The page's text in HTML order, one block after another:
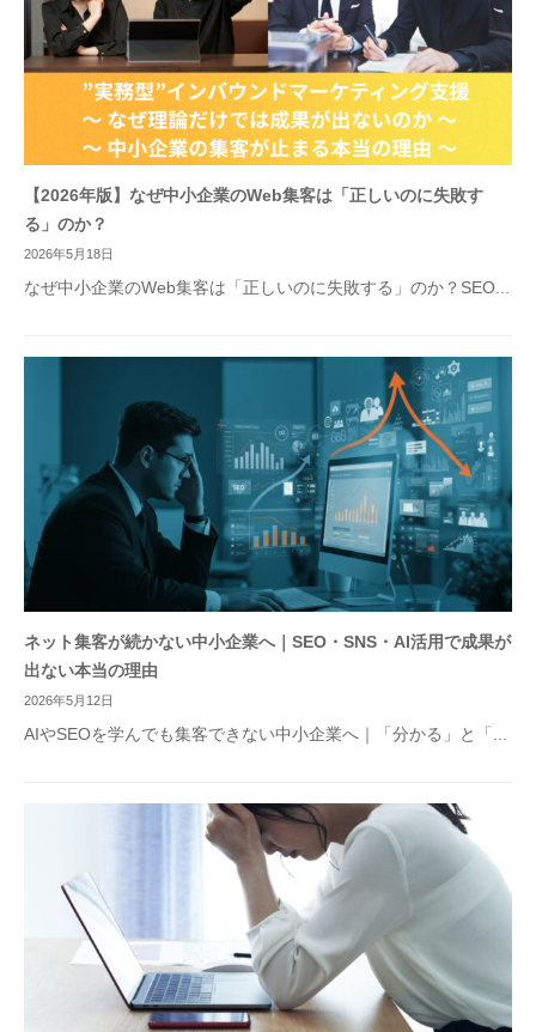
【2026年版】なぜ中小企業のWeb集客は「正しいのに失敗す
る」のか？
2026年5月18日
なぜ中小企業のWeb集客は「正しいのに失敗する」のか？SEO...
ネット集客が続かない中小企業へ｜SEO・SNS・AI活用で成果が
出ない本当の理由
2026年5月12日
AIやSEOを学んでも集客できない中小企業へ｜「分かる」と「...